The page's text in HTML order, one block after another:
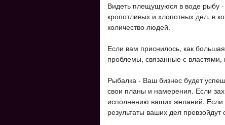
Видеть плещущуюся в воде рыбу
кропотливых и хлопотных дел, в
количество людей.
Если вам приснилось, как
проблемы, связанные с властями,
Рыбалка - Ваш бизнес будет
свои планы и намерения. Если
исполнению ваших желаний. Если
результаты ваших дел превзойдут